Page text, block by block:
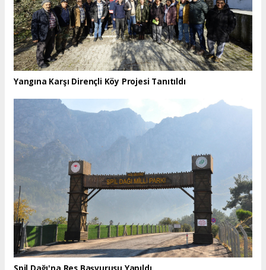
Yangına Karşı Dirençli Köy Projesi Tanıtıldı